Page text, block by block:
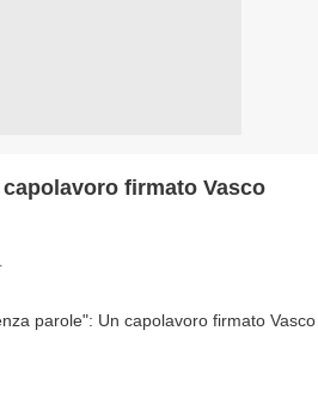
firmato Vasco